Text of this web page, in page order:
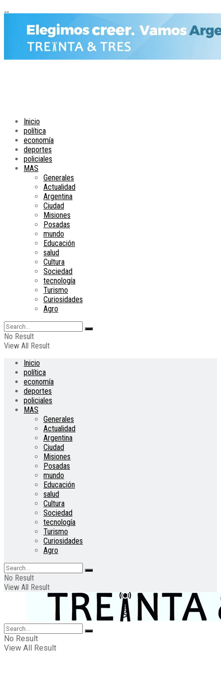
Inicio
política
economía
deportes
policiales
MAS
Generales
Actualidad
Argentina
Ciudad
Misiones
Posadas
mundo
Educación
salud
Cultura
Sociedad
tecnología
Turismo
Curiosidades
Agro
No Result
View All Result
Inicio
política
economía
deportes
policiales
MAS
Generales
Actualidad
Argentina
Ciudad
Misiones
Posadas
mundo
Educación
salud
Cultura
Sociedad
tecnología
Turismo
Curiosidades
Agro
No Result
View All Result
No Result
View All Result